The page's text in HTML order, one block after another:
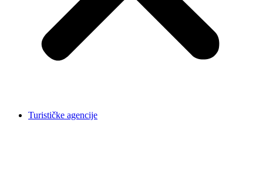
Turističke agencije